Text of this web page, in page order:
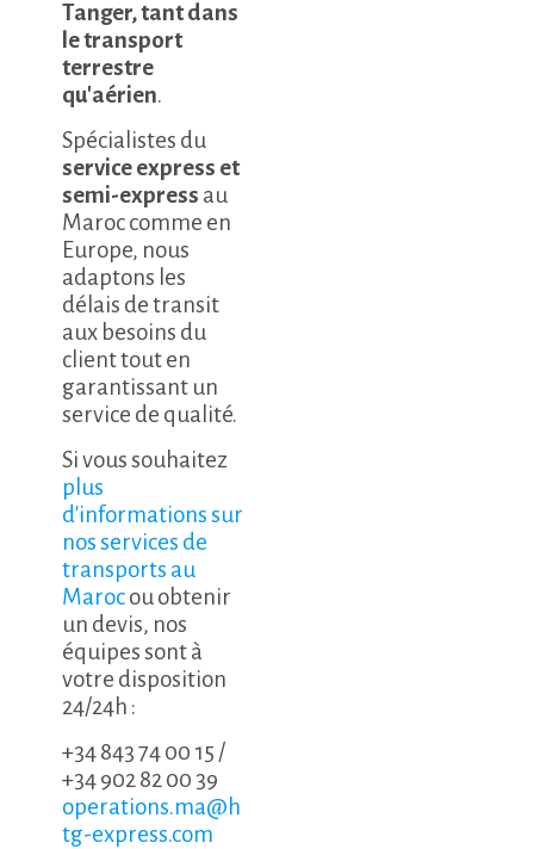
Tanger, tant dans
le transport
terrestre
qu'aérien.
Spécialistes du
service express et
semi-express au
Maroc comme en
Europe, nous
adaptons les
délais de transit
aux besoins du
client tout en
garantissant un
service de qualité.
Si vous souhaitez
plus
d'informations sur
nos services de
transports au
Marocou obtenir
un devis, nos
équipes sont à
votre disposition
24/24h :
+34 843 74 00 15 /
+34 902 82 00 39
operations.ma@h
tg-express.com